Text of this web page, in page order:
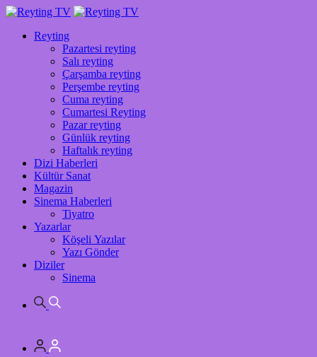
Reyting
Pazartesi reyting
Salı reyting
Çarşamba reyting
Perşembe reyting
Cuma reyting
Cumartesi Reyting
Pazar reyting
Günlük reyting
Haftalık reyting
Dizi Haberleri
Kültür Sanat
Magazin
Sinema Haberleri
Tiyatro
Yazarlar
Köşeli Yazılar
Yazı Gönder
Diziler
Sinema